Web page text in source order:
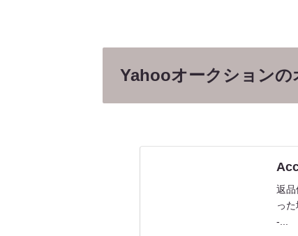
Yahooオークションの
返
っ
-...